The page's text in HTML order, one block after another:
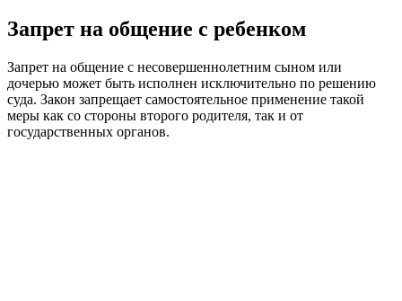
Запрет на общение с ребенком
Запрет на общение с несовершеннолетним сыном или
дочерью может быть исполнен исключительно по решению
суда. Закон запрещает самостоятельное применение такой
меры как со стороны второго родителя, так и от
государственных органов.